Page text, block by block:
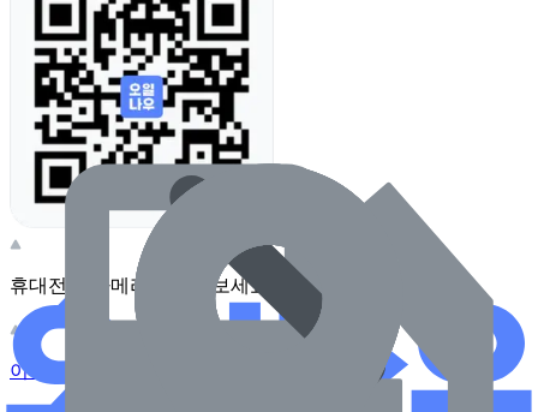
휴대전화 카메라로 찍어보세요
이 주유소의 사장님이신가요?